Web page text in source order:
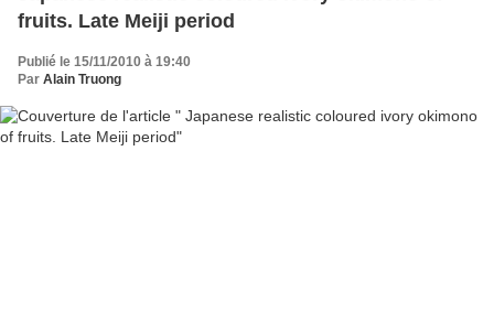
fruits. Late Meiji period
Publié le 15/11/2010 à 19:40
Par Alain Truong